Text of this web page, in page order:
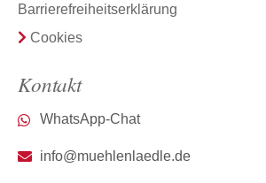
Barrierefreiheitserklärung
Cookies
Kontakt
WhatsApp-Chat
info@muehlenlaedle.de